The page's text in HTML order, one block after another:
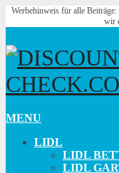
Werbehinweis für alle
wir
MENU
LIDL
LIDL
LIDL